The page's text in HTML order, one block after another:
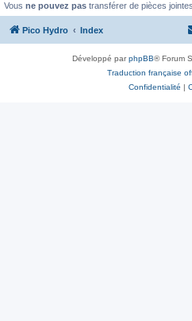
Vous ne pouvez pas transférer de pièces
Pico Hydro Index
Développé parphpBB® Forum
Traduction française
Confidentialité |